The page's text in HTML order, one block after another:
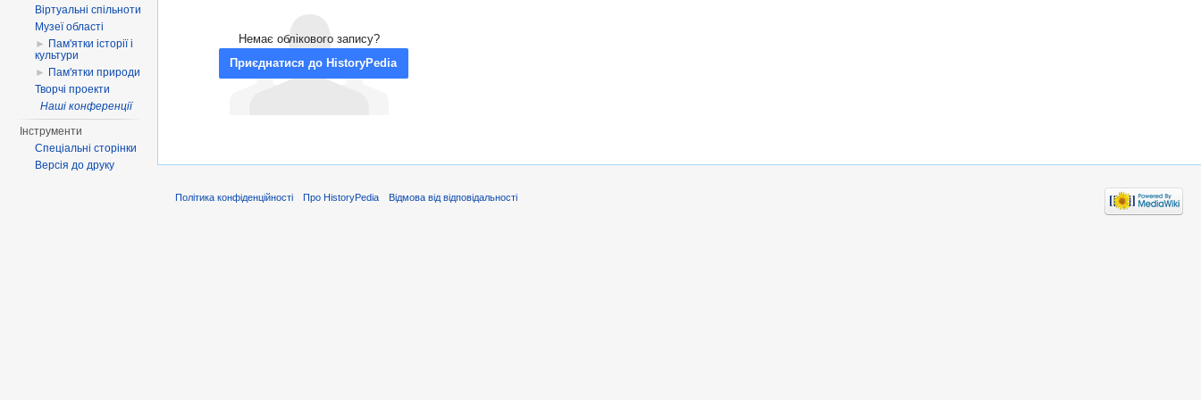
Немає облікового запису?
Приєднатися до HistoryPedia
Віртуальні спільноти
Музеї області
► Пам'ятки історії і
культури
► Пам'ятки природи
Творчі проекти
Наші конференції
Інструменти
Спеціальні сторінки
Версія до друку
Політика конфіденційності Про HistoryPedia Відмова від відповідальності